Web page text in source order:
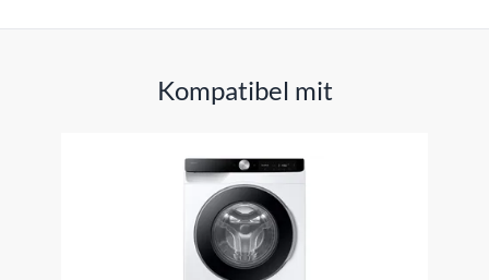
Kompatibel mit